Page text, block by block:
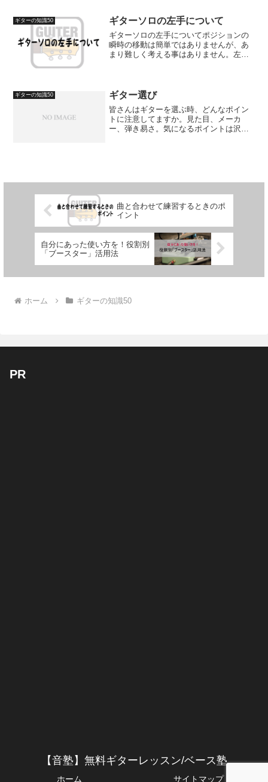
をより多く取り込んだバンドサウンドを
その...
ギターの知識50 ギターソロの左手について
ギターソロの左手についてポジションの
瞬時の移動は簡単ではありませんが、あ
まり難しく考える事はありません。左手
基本です。指の腹で押さえ...
ギターの知識50 ギター選び
皆さんはギターを選ぶ時、どんなポイン
トに注意してますか。見た目、メーカ
ー、弾き易さ。気になるポイントは沢山
曲と合わせて練習するときのポ
イント
自分にあった使い方を！役割別
「ブースター」活用法
ホーム ギターの知識50
PR
【音塾】無料ギターレッスン/ベース塾
ホーム サイトマップ